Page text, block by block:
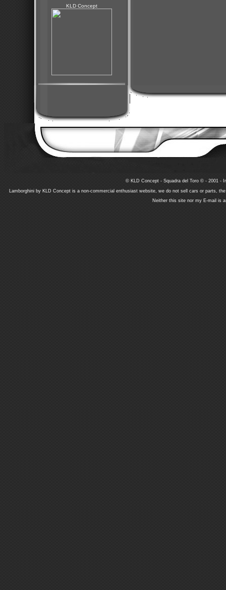
KLD Concept
© KLD Concept - Squadra del Toro © - 2001 -
Lamborghini by KLD Concept is a non-commercial enthusiast website, we do not sell cars or parts,
Neither this site nor my E-mail is